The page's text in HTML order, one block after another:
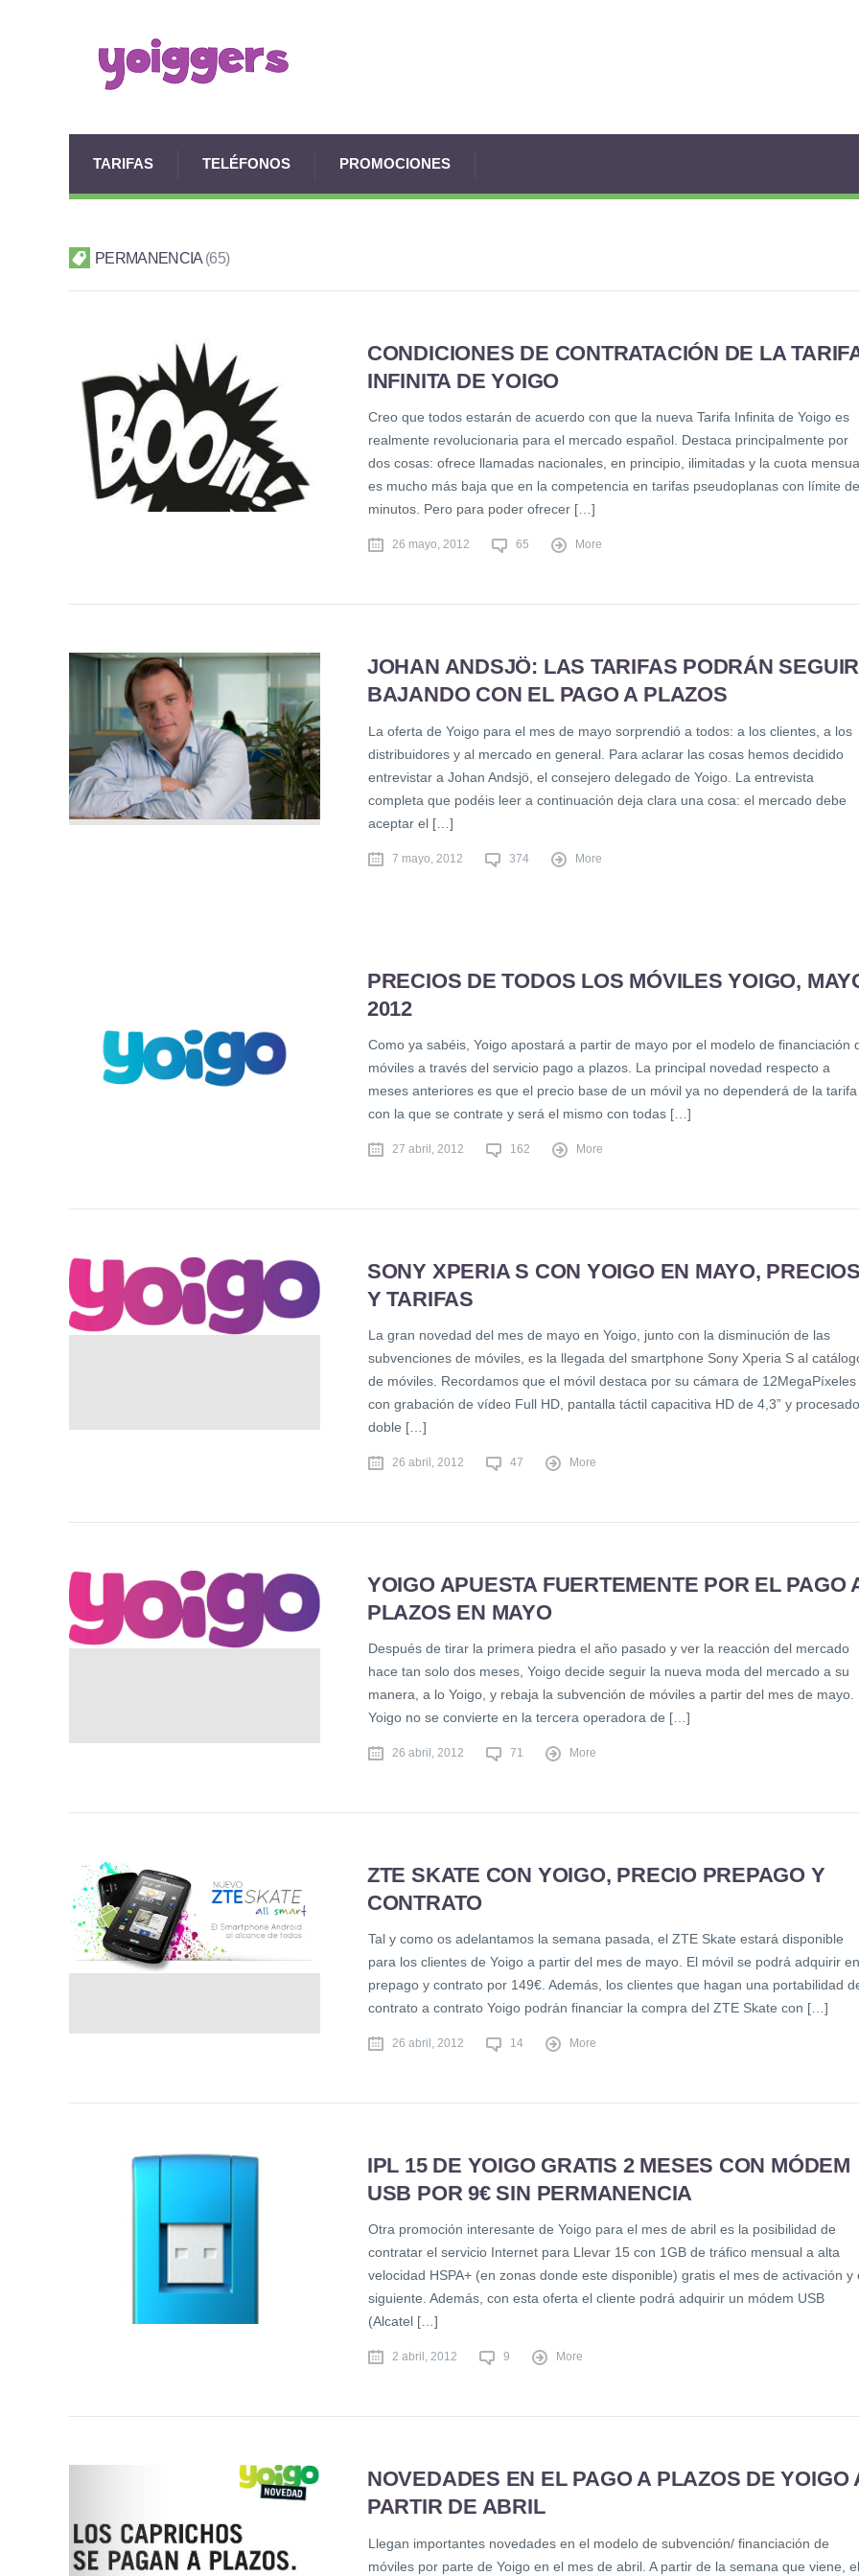
TARIFAS TELÉFONOS PROMOCIONES
PERMANENCIA 65
CONDICIONES DE CONTRATACIÓN DE LA
INFINITA DE YOIGO
Creo que todos estarán de acuerdo con que la nueva Tarifa Infinita de Yoigo es
realmente revolucionaria para el mercado español. Destaca principalmente por
dos cosas: ofrece llamadas nacionales, en principio, ilimitadas y la cuota
es mucho más baja que en la competencia en tarifas pseudoplanas con límite de
minutos. Pero para poder ofrecer […]
26 mayo, 2012 65 More
JOHAN ANDSJÖ: LAS TARIFAS PODRÁN SEGUIR
BAJANDO CON EL PAGO A PLAZOS
La oferta de Yoigo para el mes de mayo sorprendió a todos: a los clientes, a los
distribuidores y al mercado en general. Para aclarar las cosas hemos decidido
entrevistar a Johan Andsjö, el consejero delegado de Yoigo. La entrevista
completa que podéis leer a continuación deja clara una cosa: el mercado debe
aceptar el […]
7 mayo, 2012 374 More
PRECIOS DE TODOS LOS MÓVILES YOIGO,
2012
Como ya sabéis, Yoigo apostará a partir de mayo por el modelo de financiación
móviles a través del servicio pago a plazos. La principal novedad respecto a
meses anteriores es que el precio base de un móvil ya no dependerá de la tarifa
con la que se contrate y será el mismo con todas […]
27 abril, 2012 162 More
SONY XPERIA S CON YOIGO EN MAYO, PRECIOS
Y TARIFAS
La gran novedad del mes de mayo en Yoigo, junto con la disminución de las
subvenciones de móviles, es la llegada del smartphone Sony Xperia S al
de móviles. Recordamos que el móvil destaca por su cámara de 12MegaPíxeles
con grabación de vídeo Full HD, pantalla táctil capacitiva HD de 4,3” y
doble […]
26 abril, 2012 47 More
YOIGO APUESTA FUERTEMENTE POR EL PAGO
PLAZOS EN MAYO
Después de tirar la primera piedra el año pasado y ver la reacción del mercado
hace tan solo dos meses, Yoigo decide seguir la nueva moda del mercado a su
manera, a lo Yoigo, y rebaja la subvención de móviles a partir del mes de mayo.
Yoigo no se convierte en la tercera operadora de […]
26 abril, 2012 71 More
ZTE SKATE CON YOIGO, PRECIO PREPAGO Y
CONTRATO
Tal y como os adelantamos la semana pasada, el ZTE Skate estará disponible
para los clientes de Yoigo a partir del mes de mayo. El móvil se podrá adquirir en
prepago y contrato por 149€. Además, los clientes que hagan una portabilidad
contrato a contrato Yoigo podrán financiar la compra del ZTE Skate con […]
26 abril, 2012 14 More
IPL 15 DE YOIGO GRATIS 2 MESES CON MÓDEM
USB POR 9€ SIN PERMANENCIA
Otra promoción interesante de Yoigo para el mes de abril es la posibilidad de
contratar el servicio Internet para Llevar 15 con 1GB de tráfico mensual a alta
velocidad HSPA+ (en zonas donde este disponible) gratis el mes de activación y
siguiente. Además, con esta oferta el cliente podrá adquirir un módem USB
(Alcatel […]
2 abril, 2012 9 More
NOVEDADES EN EL PAGO A PLAZOS DE YOIGO
PARTIR DE ABRIL
Llegan importantes novedades en el modelo de subvención/ financiación de
móviles por parte de Yoigo en el mes de abril. A partir de la semana que viene, el